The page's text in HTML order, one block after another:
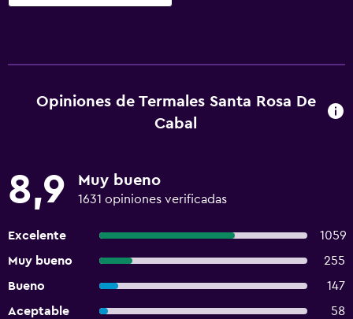
Opiniones de Termales Santa Rosa De
Cabal
8,9 Muy bueno
1631 opiniones verificadas
Excelente
1059
Muy bueno
255
Bueno
147
Aceptable
58